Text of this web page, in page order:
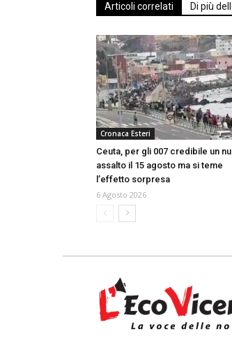
Articoli correlati Di più
Cronaca Esteri
Ceuta, per gli 007 credibile un
assalto il 15 agosto ma si teme
l’effetto sorpresa
6 Agosto 2026